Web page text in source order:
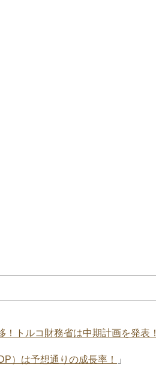
！トルコ財務省は中期計画を発表！
）は予想通りの成長率！ 」